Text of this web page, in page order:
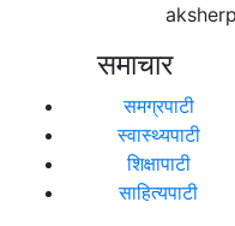
समाचार
समग्रपाटी
स्वास्थ्यपाटी
शिक्षापाटी
साहित्यपाटी